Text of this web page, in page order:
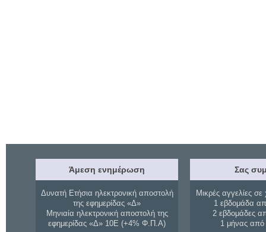
Άμεση ενημέρωση
Δυνατή Ετήσια ηλεκτρονική αποστολή
της εφημερίδας «Δ»
Μηνιαία ηλεκτρονική αποστολή της
εφημερίδας «Δ» 10Ε (+4% Φ.Π.Α)
Σας
Μικρές αγγελίες σε
1 εβδομάδα
2 εβδομάδες
1 μήνας